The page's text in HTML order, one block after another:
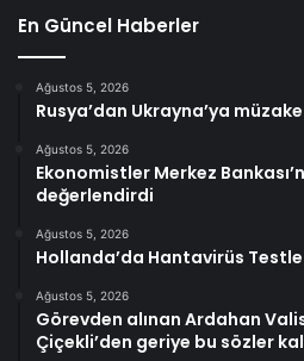
En Güncel Haberler
Ağustos 5, 2026
Rusya’dan Ukrayna’ya
Ağustos 5, 2026
Ekonomistler Merkez
değerlendirdi
Ağustos 5, 2026
Hollanda’da Hantavirüs
Ağustos 5, 2026
Görevden alınan Ardahan
Çiçekli’den geriye bu sözler